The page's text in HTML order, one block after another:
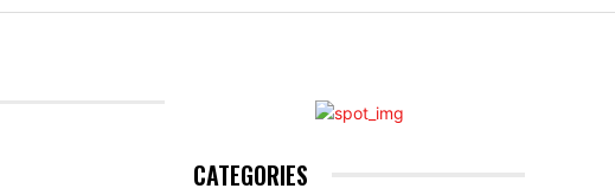
CATEGORIES